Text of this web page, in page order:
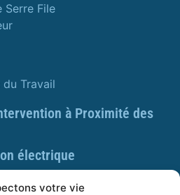
votre vie
Serre File
Travail
à Proximité des
électrique
postures